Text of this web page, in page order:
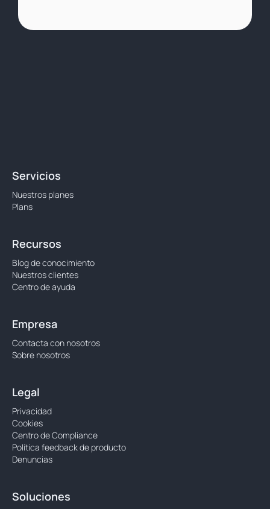
Servicios
Nuestros planes
Plans
Recursos
Blog de conocimiento
Nuestros clientes
Centro de ayuda
Empresa
Contacta con nosotros
Sobre nosotros
Legal
Privacidad
Cookies
Centro de Compliance
Política feedback de producto
Denuncias
Soluciones